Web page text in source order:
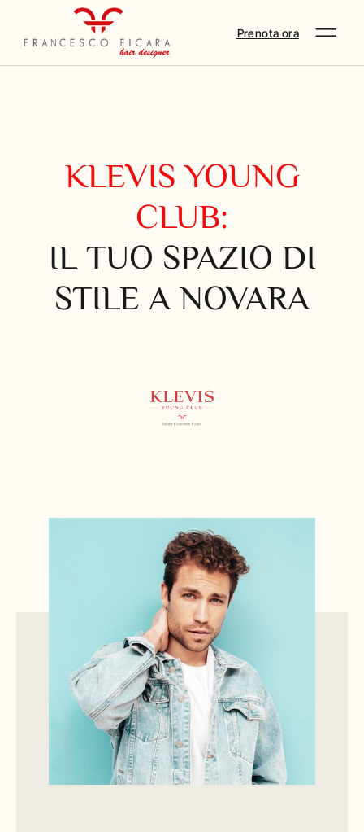
Prenota ora
KLEVIS YOUNG
CLUB:
IL TUO SPAZIO DI
STILE A NOVARA